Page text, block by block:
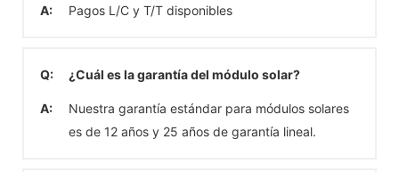
A: Pagos L/C y T/T disponibles
Q: ¿Cuál es la garantía del módulo solar?
A:
Nuestra garantía estándar para módulos solares
es de 12 años y 25 años de garantía lineal.